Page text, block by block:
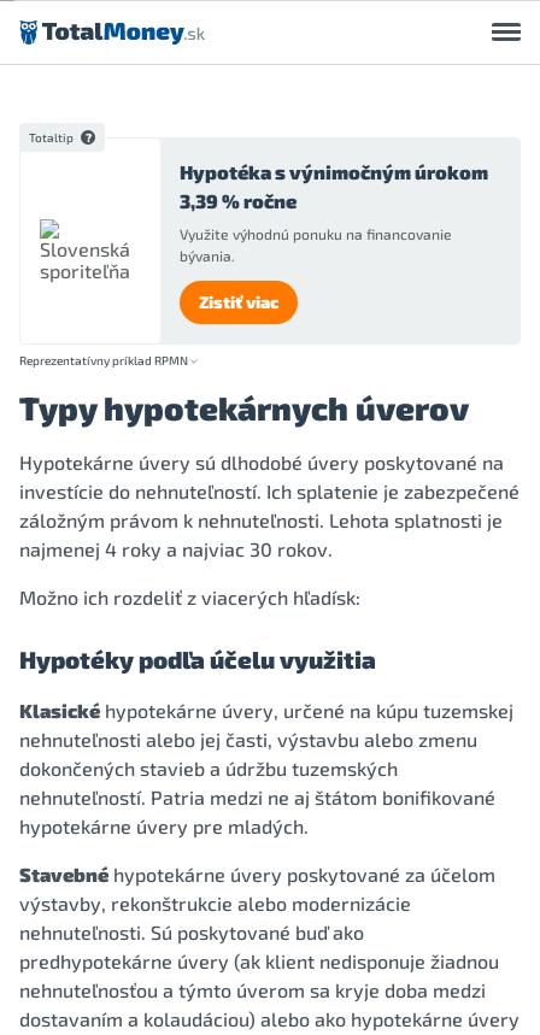
Preskočiť na obsah
Totaltip
Hypotéka s výnimočným úrokom
3,39 % ročne
Využite výhodnú ponuku na financovanie
bývania.
Zistiť viac
Reprezentatívny príklad RPMN
Typy hypotekárnych úverov
Hypotekárne úvery sú dlhodobé úvery poskytované na
investície do nehnuteľností. Ich splatenie je zabezpečené
záložným právom k nehnuteľnosti. Lehota splatnosti je
najmenej 4 roky a najviac 30 rokov.
Možno ich rozdeliť z viacerých hľadísk:
Hypotéky podľa účelu využitia
Klasické hypotekárne úvery, určené na kúpu tuzemskej
nehnuteľnosti alebo jej časti, výstavbu alebo zmenu
dokončených stavieb a údržbu tuzemských
nehnuteľností. Patria medzi ne aj štátom bonifikované
hypotekárne úvery pre mladých.
Stavebné hypotekárne úvery poskytované za účelom
výstavby, rekonštrukcie alebo modernizácie
nehnuteľnosti. Sú poskytované buď ako
predhypotekárne úvery (ak klient nedisponuje žiadnou
nehnuteľnosťou a týmto úverom sa kryje doba medzi
dostavaním a kolaudáciou) alebo ako hypotekárne úvery